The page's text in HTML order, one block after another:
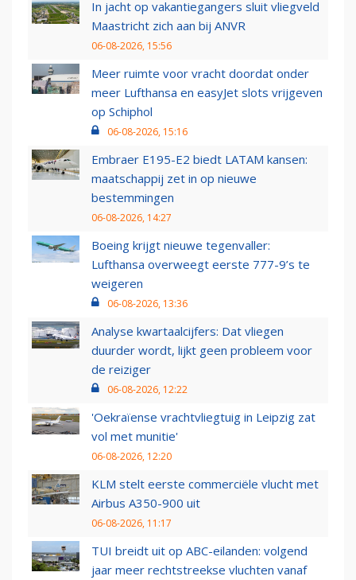
In jacht op vakantiegangers sluit vliegveld
Maastricht zich aan bij ANVR
06-08-2026, 15:56
Meer ruimte voor vracht doordat onder
meer Lufthansa en easyJet slots vrijgeven
op Schiphol
06-08-2026, 15:16
Embraer E195-E2 biedt LATAM kansen:
maatschappij zet in op nieuwe
bestemmingen
06-08-2026, 14:27
Boeing krijgt nieuwe tegenvaller:
Lufthansa overweegt eerste 777-9’s te
weigeren
06-08-2026, 13:36
Analyse kwartaalcijfers: Dat vliegen
duurder wordt, lijkt geen probleem voor
de reiziger
06-08-2026, 12:22
'Oekraïense vrachtvliegtuig in Leipzig zat
vol met munitie'
06-08-2026, 12:20
KLM stelt eerste commerciële vlucht met
Airbus A350-900 uit
06-08-2026, 11:17
TUI breidt uit op ABC-eilanden: volgend
jaar meer rechtstreekse vluchten vanaf